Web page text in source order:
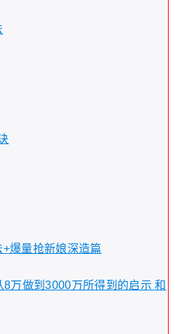
爆量抢新娘深造篇
万做到3000万所得到的启示 和